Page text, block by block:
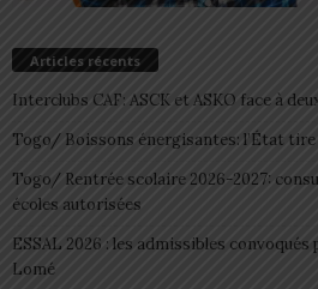
Articles récents
Interclubs CAF: ASCK et ASKO face à
Togo/ Boissons énergisantes: l’État tire
Togo/ Rentrée scolaire 2026-2027:
écoles autorisées
ESSAL 2026 : les admissibles
Lomé